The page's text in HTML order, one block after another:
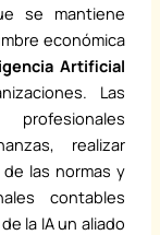
se mantiene
económica
Artificial
Las
realizar
las normas y
contables
la IA un aliado